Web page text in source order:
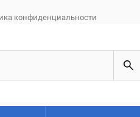
конфиденциальности